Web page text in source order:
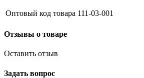
Оптовый код товара 111-03-001
Отзывы о товаре
Оставить отзыв
Задать вопрос